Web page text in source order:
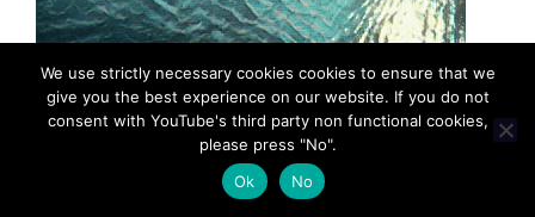
We use strictly necessary cookies cookies to ensure that we
give you the best experience on our website. If you do not
consent with YouTube's third party non functional cookies,
please press "No".
Ok
No